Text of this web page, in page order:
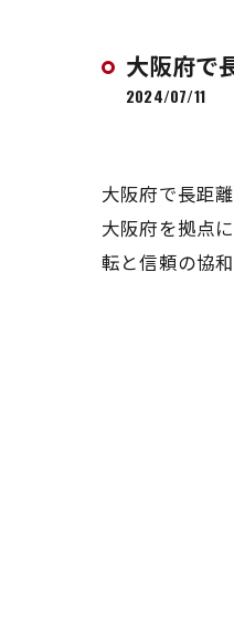
大阪府で
2024/07/11
大阪府で長距
大阪府を拠点
転と信頼の協